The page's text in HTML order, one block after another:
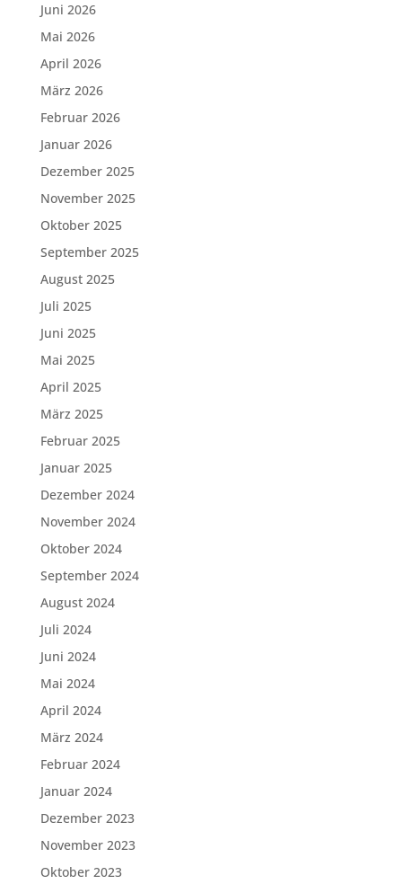
Juni 2026
Mai 2026
April 2026
März 2026
Februar 2026
Januar 2026
Dezember 2025
November 2025
Oktober 2025
September 2025
August 2025
Juli 2025
Juni 2025
Mai 2025
April 2025
März 2025
Februar 2025
Januar 2025
Dezember 2024
November 2024
Oktober 2024
September 2024
August 2024
Juli 2024
Juni 2024
Mai 2024
April 2024
März 2024
Februar 2024
Januar 2024
Dezember 2023
November 2023
Oktober 2023